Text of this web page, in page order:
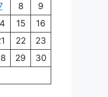
8
9
15
16
22
23
29
30